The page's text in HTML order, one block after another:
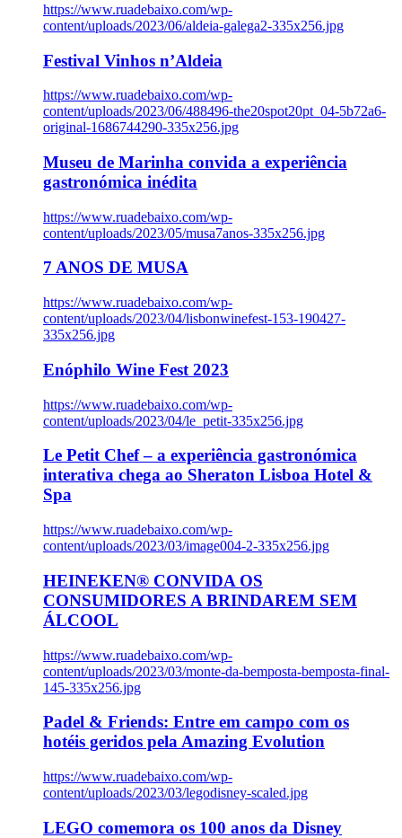
https://www.ruadebaixo.com/wp-
content/uploads/2023/06/aldeia-galega2-335x256.jpg
Festival Vinhos n’Aldeia
https://www.ruadebaixo.com/wp-
content/uploads/2023/06/488496-the20spot20pt_04-5b72a6-
original-1686744290-335x256.jpg
Museu de Marinha convida a experiência
gastronómica inédita
https://www.ruadebaixo.com/wp-
content/uploads/2023/05/musa7anos-335x256.jpg
7 ANOS DE MUSA
https://www.ruadebaixo.com/wp-
content/uploads/2023/04/lisbonwinefest-153-190427-
335x256.jpg
Enóphilo Wine Fest 2023
https://www.ruadebaixo.com/wp-
content/uploads/2023/04/le_petit-335x256.jpg
Le Petit Chef – a experiência gastronómica
interativa chega ao Sheraton Lisboa Hotel &
Spa
https://www.ruadebaixo.com/wp-
content/uploads/2023/03/image004-2-335x256.jpg
HEINEKEN® CONVIDA OS
CONSUMIDORES A BRINDAREM SEM
ÁLCOOL
https://www.ruadebaixo.com/wp-
content/uploads/2023/03/monte-da-bemposta-bemposta-final-
145-335x256.jpg
Padel & Friends: Entre em campo com os
hotéis geridos pela Amazing Evolution
https://www.ruadebaixo.com/wp-
content/uploads/2023/03/legodisney-scaled.jpg
LEGO comemora os 100 anos da Disney